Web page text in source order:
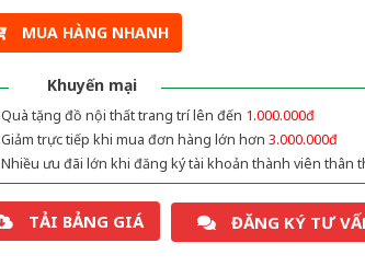
MUA HÀNG NHANH
Khuyến mại
Quà tặng đồ nội thất trang trí lên đến 1.000.000đ
Giảm trực tiếp khi mua đơn hàng lớn hơn 3.000.000đ
Nhiều ưu đãi lớn khi đăng ký tài khoản thành viên thân
TẢI BẢNG GIÁ ĐĂNG KÝ TƯ